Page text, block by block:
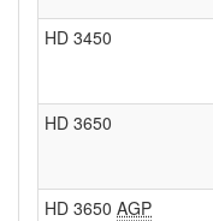
HD 3450
HD 3650
HD 3650 AGP